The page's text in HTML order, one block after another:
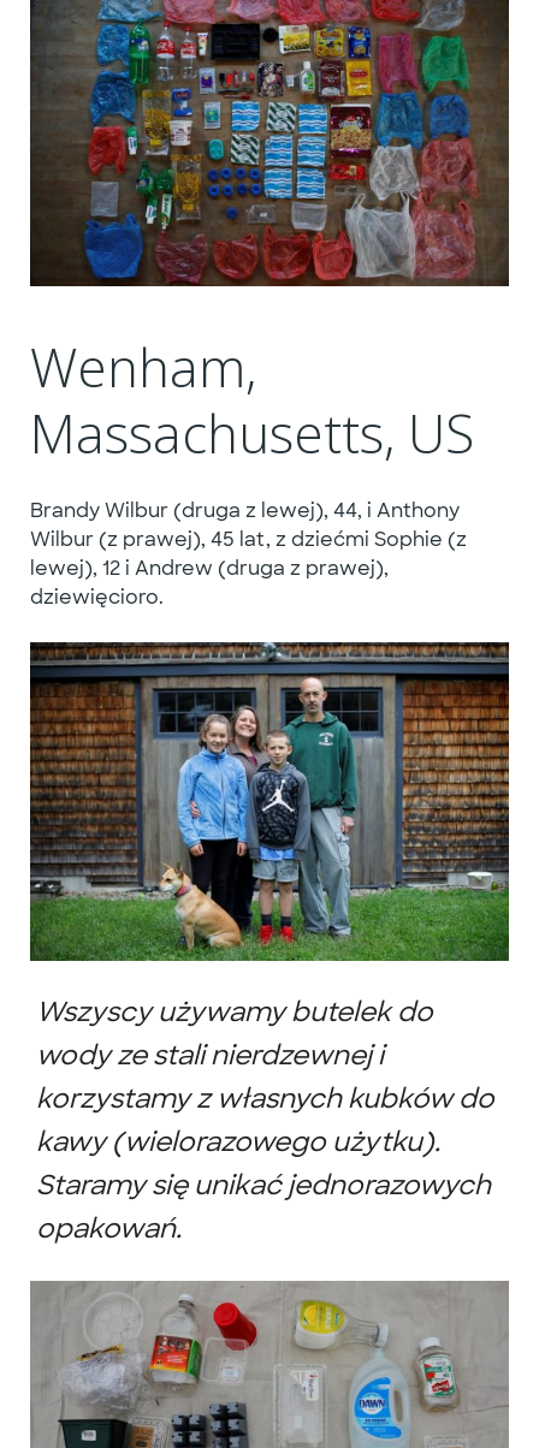
Wenham,
Massachusetts, US
Brandy Wilbur (druga z lewej), 44, i Anthony
Wilbur (z prawej), 45 lat, z dziećmi Sophie (z
lewej), 12 i Andrew (druga z prawej),
dziewięcioro.
Wszyscy używamy butelek do
wody ze stali nierdzewnej i
korzystamy z własnych kubków do
kawy (wielorazowego użytku).
Staramy się unikać jednorazowych
opakowań.